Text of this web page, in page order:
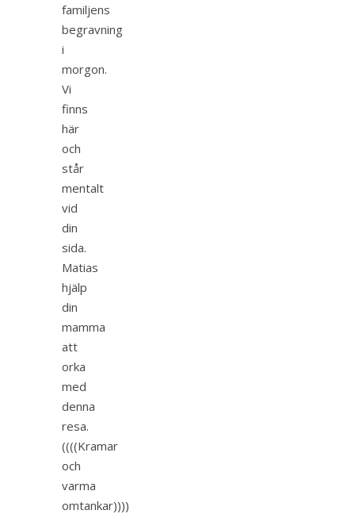
familjens
begravning
i
morgon.
Vi
finns
här
och
står
mentalt
vid
din
sida.
Matias
hjälp
din
mamma
att
orka
med
denna
resa.
((((Kramar
och
varma
omtankar))))